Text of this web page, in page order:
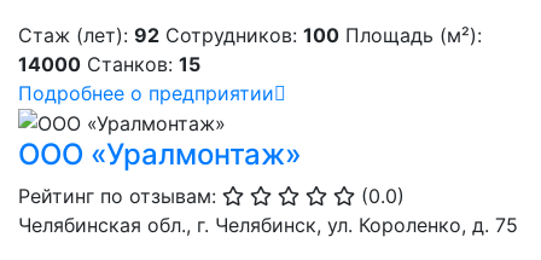
Стаж (лет): 92 Сотрудников: 100 Площадь (м²):
14000 Станков: 15
Подробнее о предприятии
ООО «Уралмонтаж»
Рейтинг по отзывам:
(0.0)
Челябинская обл., г. Челябинск, ул. Короленко, д. 75